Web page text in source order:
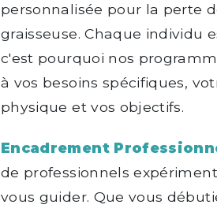
personnalisée pour la perte
graisseuse. Chaque individu
c'est pourquoi nos
à vos besoins spécifiques,
physique et vos objectifs.
Encadrement
de professionnels
vous guider. Que vous